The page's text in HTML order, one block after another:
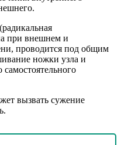
(радикальная
при внешнем и
проводится под общим
ножки узла и
вызвать сужение